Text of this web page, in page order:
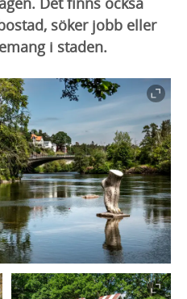
söker jobb eller
i staden.